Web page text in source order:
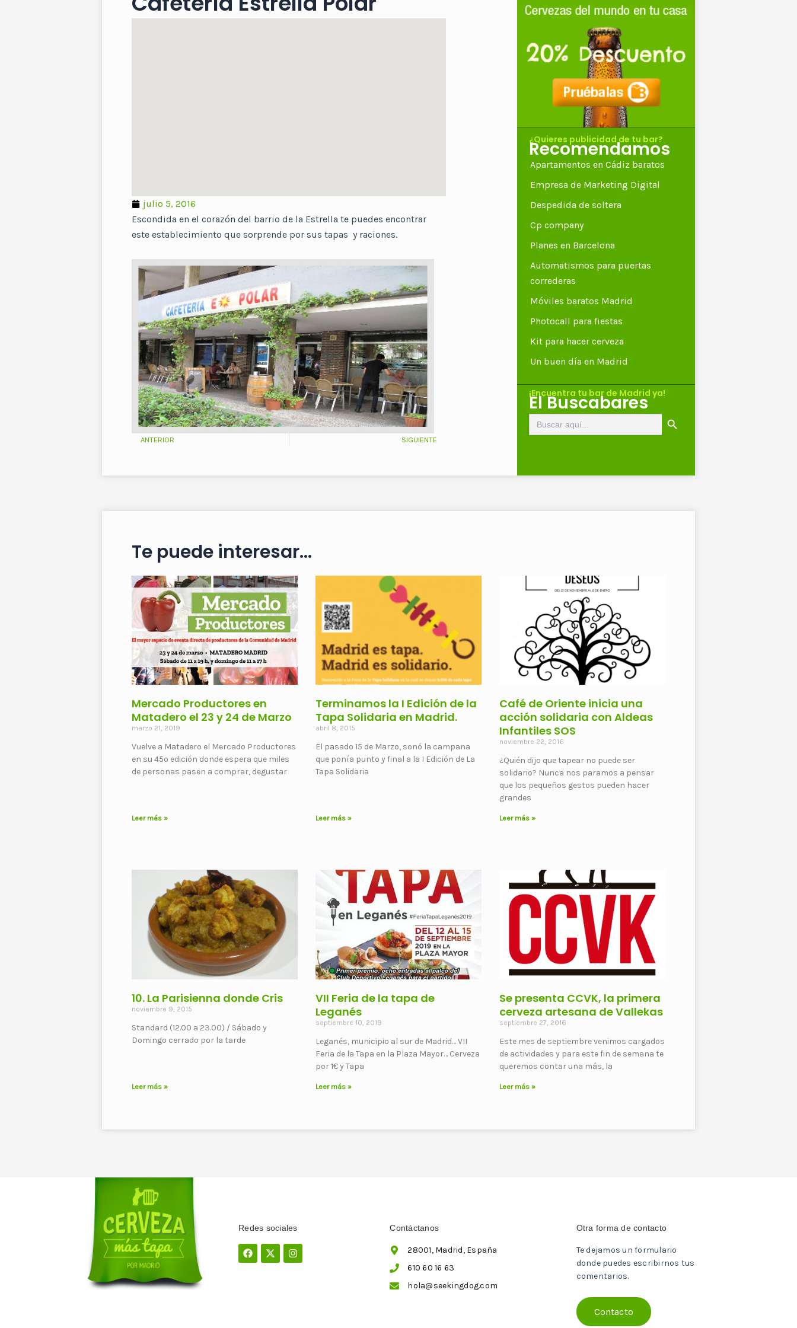
julio 5, 2016
Escondida en el corazón del barrio de la Estrella te puedes encontrar
este establecimiento que sorprende por sus tapas y raciones.
Ant
ANTERIOR SIGUIENTE
¿Quieres publicidad de tu bar?
Recomendamos
Apartamentos en Cádiz baratos
Empresa de Marketing Digital
Despedida de soltera
Cp company
Planes en Barcelona
Automatismos para puertas
correderas
Móviles baratos Madrid
Photocall para fiestas
Kit para hacer cerveza
Un buen día en Madrid
¡Encuentra tu bar de Madrid ya!
El Buscabares
Buscar: Botón de búsqueda
Te puede interesar...
Mercado Productores en
Matadero el 23 y 24 de Marzo
marzo 21, 2019
Vuelve a Matadero el Mercado Productores
en su 45º edición donde espera que miles
de personas pasen a comprar, degustar
Leer más »
Terminamos la I Edición de la
Tapa Solidaria en Madrid.
abril 8, 2015
El pasado 15 de Marzo, sonó la campana
que ponía punto y final a la I Edición de La
Tapa Solidaria
Leer más »
Café de Oriente inicia una
acción solidaria con Aldeas
Infantiles SOS
noviembre 22, 2016
¿Quién dijo que tapear no puede ser
solidario? Nunca nos paramos a pensar
que los pequeños gestos pueden hacer
grandes
Leer más »
10. La Parisienna donde Cris
noviembre 9, 2015
Standard (12.00 a 23.00) / Sábado y
Domingo cerrado por la tarde
Leer más »
VII Feria de la tapa de
Leganés
septiembre 10, 2019
Leganés, municipio al sur de Madrid… VII
Feria de la Tapa en la Plaza Mayor… Cerveza
por 1€ y Tapa
Leer más »
Se presenta CCVK, la primera
cerveza artesana de Vallekas
septiembre 27, 2016
Este mes de septiembre venimos cargados
de actividades y para este fin de semana te
queremos contar una más, la
Leer más »
Redes sociales
Facebook
X-
twitter
Instagram
Contáctanos
28001, Madrid, España
610 60 16 63
hola@seekingdog.com
Otra forma de contacto
Te dejamos un formulario
donde puedes escribirnos tus
comentarios.
Contacto